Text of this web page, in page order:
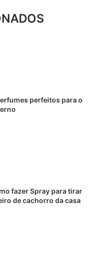
perfeitos para o
fazer Spray para tirar
de cachorro da casa